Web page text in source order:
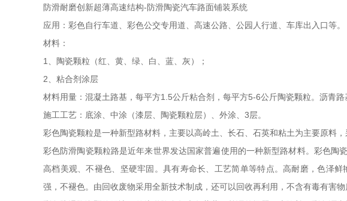
防滑耐磨创新超薄高速结构-防滑陶瓷汽车路面铺装系统
应用：彩色自行车道、彩色公交专用道、高速公路、公园人行道、车库出入口等。
材料：
1、陶瓷颗粒（红、黄、绿、白、蓝、灰）；
2、粘合剂涂层
材料用量：混凝土路基，每平方1.5公斤粘合剂，每平方5-6公斤陶瓷颗粒。沥青
施工工艺：底涂、中涂（漆层、陶瓷颗粒层）、外涂、3层。
彩色陶瓷颗粒是一种新型路材料，主要以高岭土、长石、石英和粘土为主要原料
彩色防滑陶瓷颗粒路是近年来世界发达国家普遍使用的一种新型路材料。彩色陶
高档美观、不褪色、坚硬牢固。具有寿命长、工艺简单等特点。高耐磨，色泽
强，不褪色。由回收废物采用全新技术制成，还可以回收再利用，不含有毒有害物